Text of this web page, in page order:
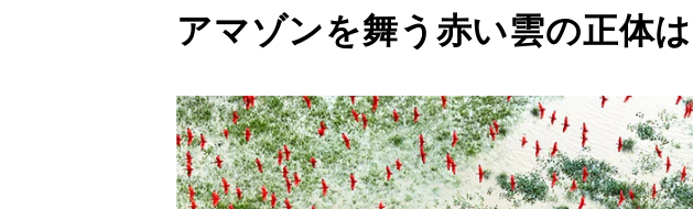
アマゾンを舞う赤い雲の正体は